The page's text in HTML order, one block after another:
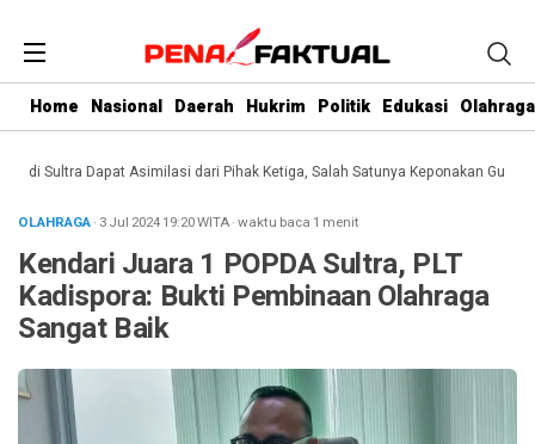
Home Nasional Daerah Hukrim Politik Edukasi Olahraga
Dapat Asimilasi dari Pihak Ketiga, Salah Satunya Keponakan Gubernur
OLAHRAGA· 3 Jul 202419:20WITA·waktu baca 1 menit
Kendari Juara 1 POPDA Sultra, PLT
Kadispora: Bukti Pembinaan Olahraga
Sangat Baik